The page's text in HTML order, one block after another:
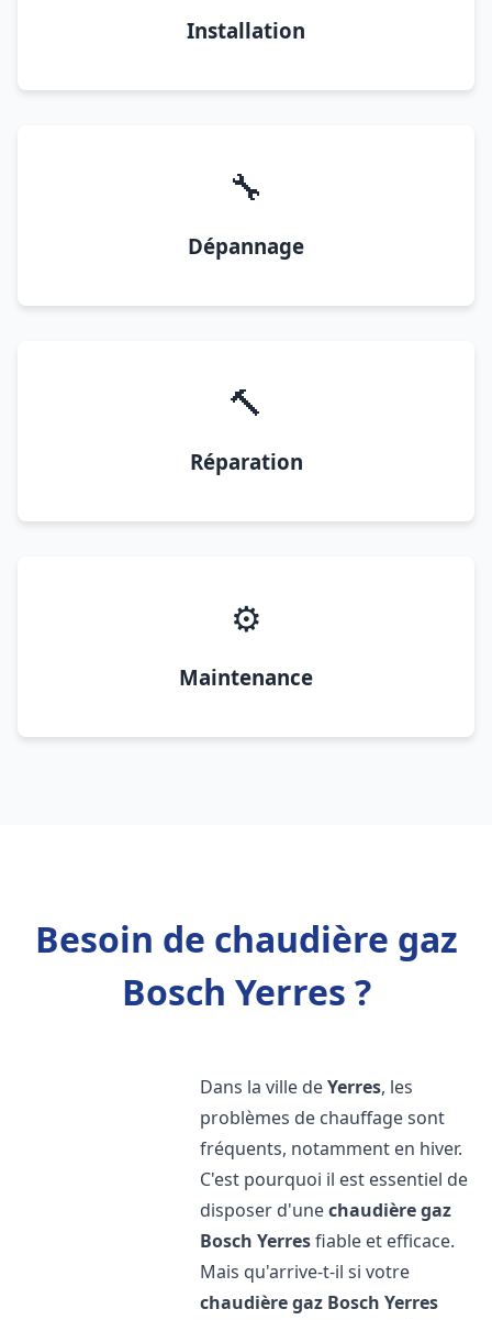
Installation
🔧
Dépannage
🔨
Réparation
⚙️
Maintenance
Besoin de chaudière gaz
Bosch Yerres ?
Dans la ville deYerres, les
problèmes de chauffage sont
fréquents, notamment en hiver.
C'est pourquoi il est essentiel de
disposer d'unechaudière gaz
Bosch Yerresfiable et efficace.
Mais qu'arrive-t-il si votre
chaudière gaz Bosch Yerres